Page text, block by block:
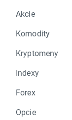
Akcie
Komodity
Kryptomeny
Indexy
Forex
Opcie